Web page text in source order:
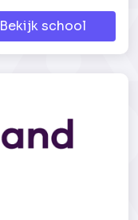
Bekijk school